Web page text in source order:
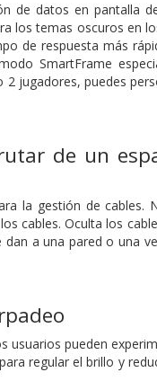
de datos en pantalla
los temas oscuros en
de respuesta más
SmartFrame
jugadores, puedes
de un
la gestión de cables.
cables. Oculta los
a una pared o una
usuarios pueden
regular el brillo y